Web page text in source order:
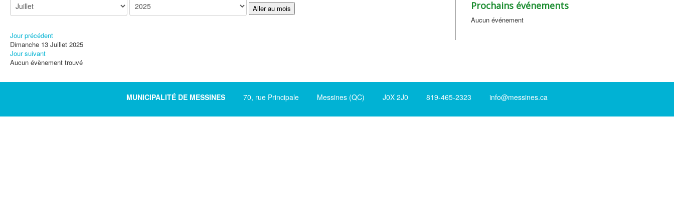
Aller au mois
Jour précédent
Dimanche 13 Juillet 2025
Jour suivant
Aucun évènement trouvé
Prochains événements
Aucun événement
MUNICIPALITÉ DE MESSINES 70, rue Principale Messines (QC) J0X 2J0 819-465-2323 info@messines.ca